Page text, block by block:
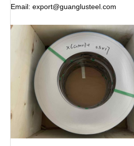
Email: export@guanglusteel.com